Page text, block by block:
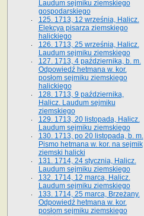
Laudum sejmiku ziemskiego
gospodarskiego
125. 1713, 12 września, Halicz.
Elekcya pisarza ziemskiego
halickiego
126. 1713, 25 września, Halicz.
Laudum sejmiku ziemskiego
127. 1713, 4 października, b. m.
Odpowiedź hetmana w. kor.
posłom sejmiku ziemskiego
halickiego
128. 1713, 9 października,
Halicz. Laudum sejmiku
ziemskiego
129. 1713, 20 listopada, Halicz.
Laudum sejmiku ziemskiego
130. 1713, po 20 listopada, b. m.
Pismo hetmana w. kor. na sejmik
ziemski halicki
131. 1714, 24 stycznia, Halicz.
Laudum sejmiku ziemskiego
132. 1714, 12 marca, Halicz.
Laudum sejmiku ziemskiego
133. 1714, 25 marca, Brzeżany.
Odpowiedź hetmana w. kor.
posłom sejmiku ziemskiego